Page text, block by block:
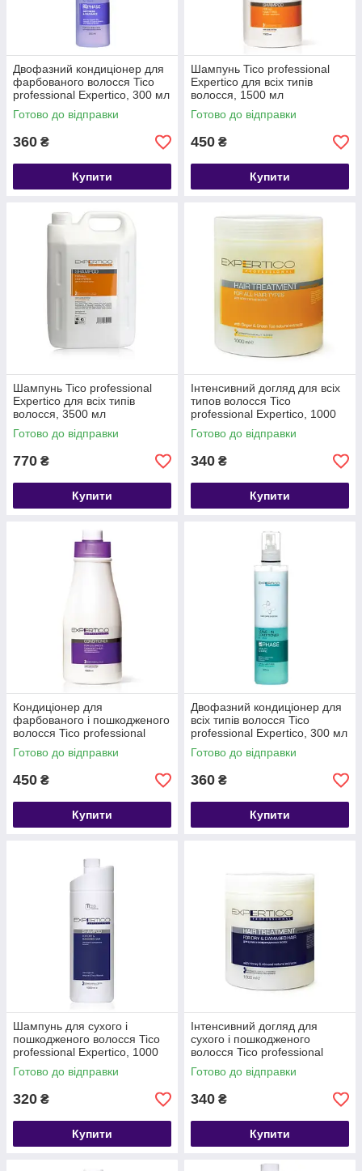
Двофазний кондиціонер для
фарбованого волосся Tico
professional Expertico, 300 мл
Готово до відправки
360 ₴
Купити
Шампунь Tico professional
Expertico для всіх типів
волосся, 1500 мл
Готово до відправки
450 ₴
Купити
Шампунь Tico professional
Expertico для всіх типів
волосся, 3500 мл
Готово до відправки
770 ₴
Купити
Інтенсивний догляд для всіх
типов волосся Tico
professional Expertico, 1000
мл
Готово до відправки
340 ₴
Купити
Кондиціонер для
фарбованого і пошкодженого
волосся Tico professional
Expertico, 1500 мл
Готово до відправки
450 ₴
Купити
Двофазний кондиціонер для
всіх типів волосся Tico
professional Expertico, 300 мл
Готово до відправки
360 ₴
Купити
Шампунь для сухого і
пошкодженого волосся Tico
professional Expertico, 1000
мл
Готово до відправки
320 ₴
Купити
Інтенсивний догляд для
сухого і пошкодженого
волосся Tico professional
Expertico, 1000 мл
Готово до відправки
340 ₴
Купити